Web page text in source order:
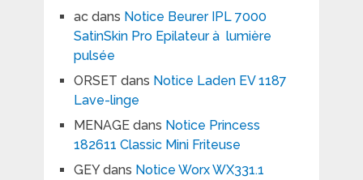
acdans Notice Beurer IPL 7000
SatinSkin Pro Epilateur à lumière
pulsée
ORSET dans Notice Laden EV 1187
Lave-linge
MENAGEdans Notice Princess
182611 Classic Mini Friteuse
GEYdans Notice Worx WX331.1